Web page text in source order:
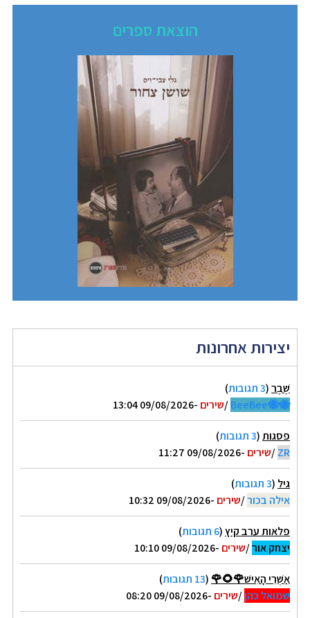
הוצאת ספרים
יצירות אחרונות
שֶׁבֶר(3 תגובות
)
🐝🐝BeeBee
/שירים -09/08/2026 13:04
פסגות(3 תגובות
)
ZR
/שירים -09/08/2026 11:27
גיל (3 תגובות
)
אילה בכור/שירים -09/08/2026 10:32
פלאות ערב קיץ(6 תגובות
)
יצחק אור/שירים -09/08/2026 10:10
אַשְׁרֵי הָאִישׁ🌹🌻🌹 (13 תגובות
)
שמואל כהן/שירים -09/08/2026 08:20